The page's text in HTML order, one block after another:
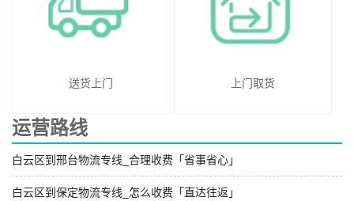
送货上门 上门取货
运营路线
白云区到邢台物流专线_合理收费「省事省心」
白云区到保定物流专线_怎么收费「直达往返」